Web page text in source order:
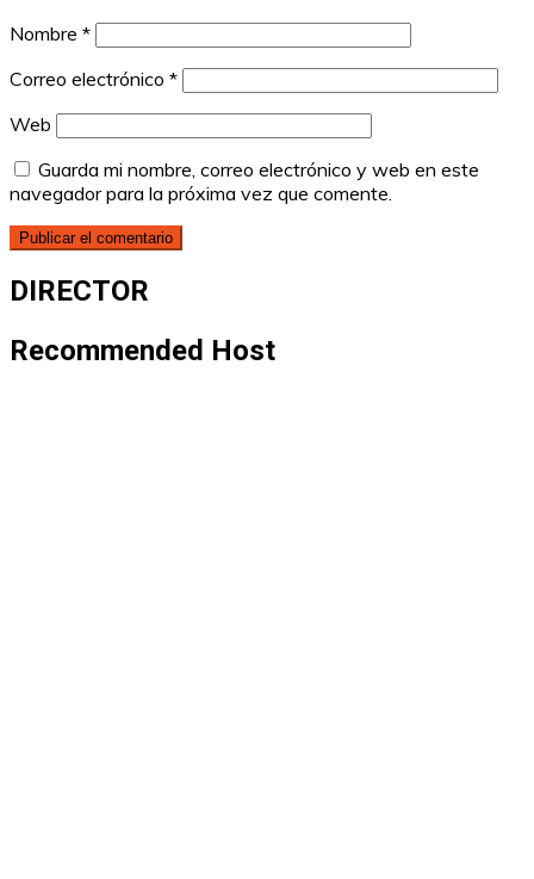
Nombre *
Correo electrónico *
Web
Guarda mi nombre, correo electrónico y web en este
navegador para la próxima vez que comente.
DIRECTOR
Recommended Host